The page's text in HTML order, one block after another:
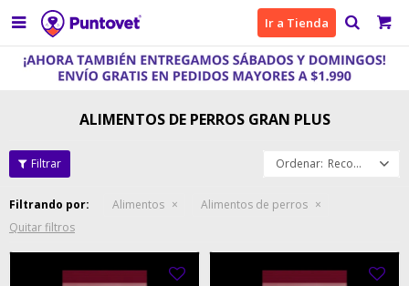
 Ir a Tienda
ALIMENTOS DE PERROS GRAN PLUS
Recomendados
Filtrando por: Alimentos
Alimentos de perros
Quitar filtros